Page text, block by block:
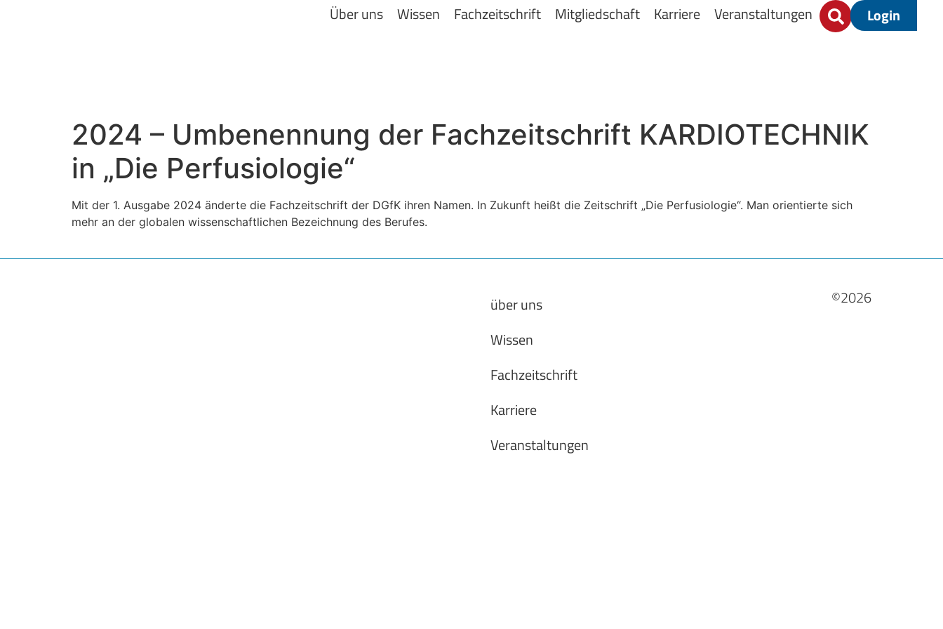
Über uns Wissen Fachzeitschrift Mitgliedschaft Karriere Veranstaltungen Login
2024 – Umbenennung der Fachzeitschrift KARDIOTECHNIK
in „Die Perfusiologie“
Mit der 1. Ausgabe 2024 änderte die Fachzeitschrift der DGfK ihren Namen. In Zukunft heißt die Zeitschrift „Die Perfusiologie“. Man orientierte sich
mehr an der globalen wissenschaftlichen Bezeichnung des Berufes.
über uns
Wissen
Fachzeitschrift
Karriere
Veranstaltungen
©2026